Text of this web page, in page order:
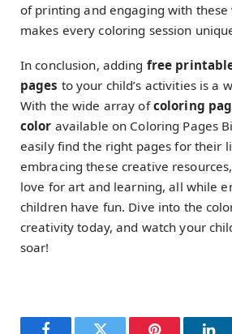
of printing and engaging with
makes every coloring session
In conclusion, adding free
pages to your child’s activities is a
With the wide array ofcoloring
color available on Coloring Pages
easily find the right pages for their
embracing these creative
love for art and learning, all while
children have fun. Dive into the
creativity today, and watch your
soar!